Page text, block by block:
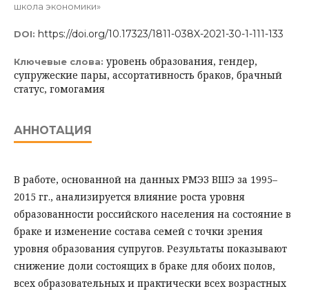
школа экономики»
DOI: https://doi.org/10.17323/1811-038X-2021-30-1-111-133
Ключевые слова: уровень образования, гендер,
супружеские пары, ассортативность браков, брачный
статус, гомогамия
АННОТАЦИЯ
В работе, основанной на данных РМЭЗ ВШЭ за 1995–
2015 гг., анализируется влияние роста уровня
образованности российского населения на состояние в
браке и изменение состава семей с точки зрения
уровня образования супругов. Результаты показывают
снижение доли состоящих в браке для обоих полов,
всех образовательных и практически всех возрастных